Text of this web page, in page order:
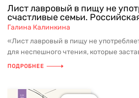
Лист лавровый в пищу не
счастливые семьи.
Галина Калинкина
«Лист лавровый в пищу не
для неспешного чтения, которые
ПОДРОБНЕЕ